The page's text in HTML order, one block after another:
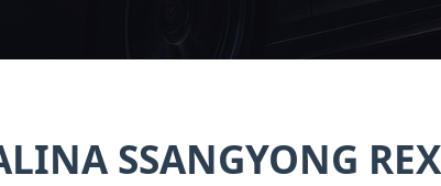
SSANGYONG